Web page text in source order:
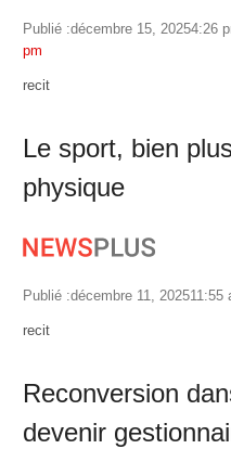
Publié :décembre 15, 20254:26
pm
Author
recit
Le sport, bien
physique
Publié :décembre 11, 202511:55
Author
recit
Reconversion
devenir